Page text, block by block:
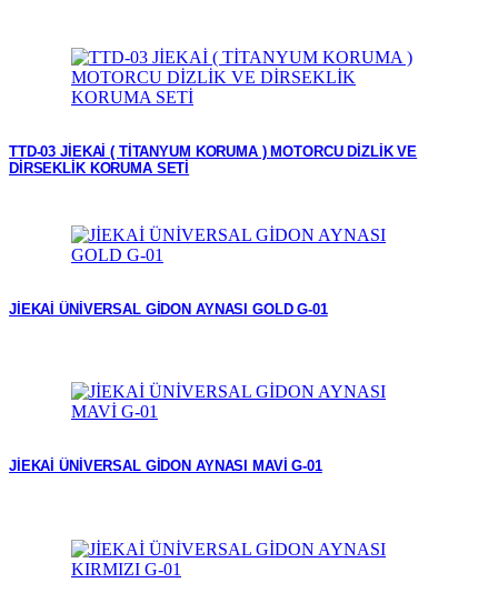
TTD-03 JİEKAİ ( TİTANYUM KORUMA ) MOTORCU DİZLİK VE
DİRSEKLİK KORUMA SETİ
JİEKAİ ÜNİVERSAL GİDON AYNASI GOLD G-01
JİEKAİ ÜNİVERSAL GİDON AYNASI MAVİ G-01